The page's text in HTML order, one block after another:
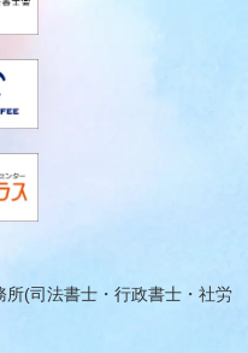
(司法書士・行政書士・社労